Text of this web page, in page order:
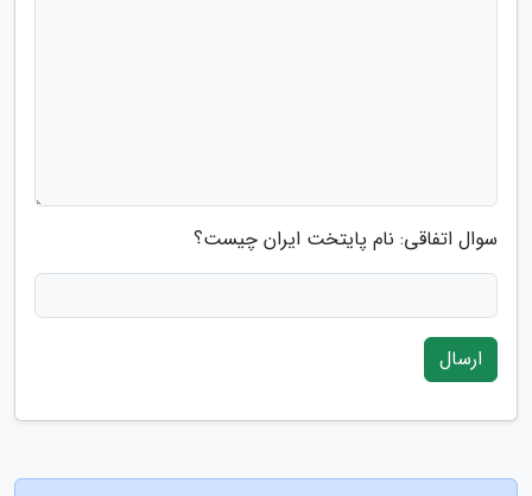
سوال اتفاقی: نام پایتخت ایران چیست؟
ارسال